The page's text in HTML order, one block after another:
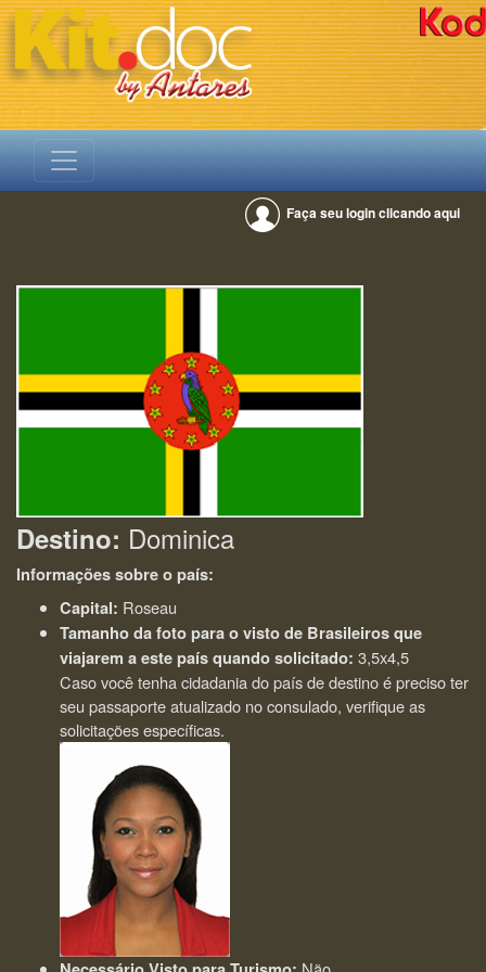
Faça seu login clicando aqui
Destino: Dominica
Informações sobre o país:
Capital: Roseau
Tamanho da foto para o visto de Brasileiros que
viajarem a este país quando solicitado: 3,5x4,5
Caso você tenha cidadania do país de destino é preciso ter
seu passaporte atualizado no consulado, verifique as
solicitações específicas.